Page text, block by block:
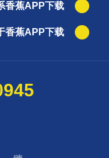
香蕉APP下载
香蕉APP下载